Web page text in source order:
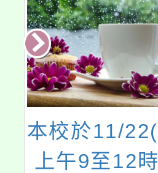
本校於11/
上午9至12